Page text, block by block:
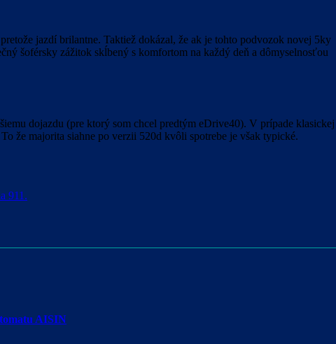
jazdí brilantne. Taktiež dokázal, že ak je tohto podvozok novej 5ky
šoférsky zážitok skĺbený s komfortom na každý deň a dômyselnosťou
dojazdu (pre ktorý som chcel predtým eDrive40). V prípade klasickej
že majorita siahne po verzii 520d kvôli spotrebe je však typické.
911.
AISIN